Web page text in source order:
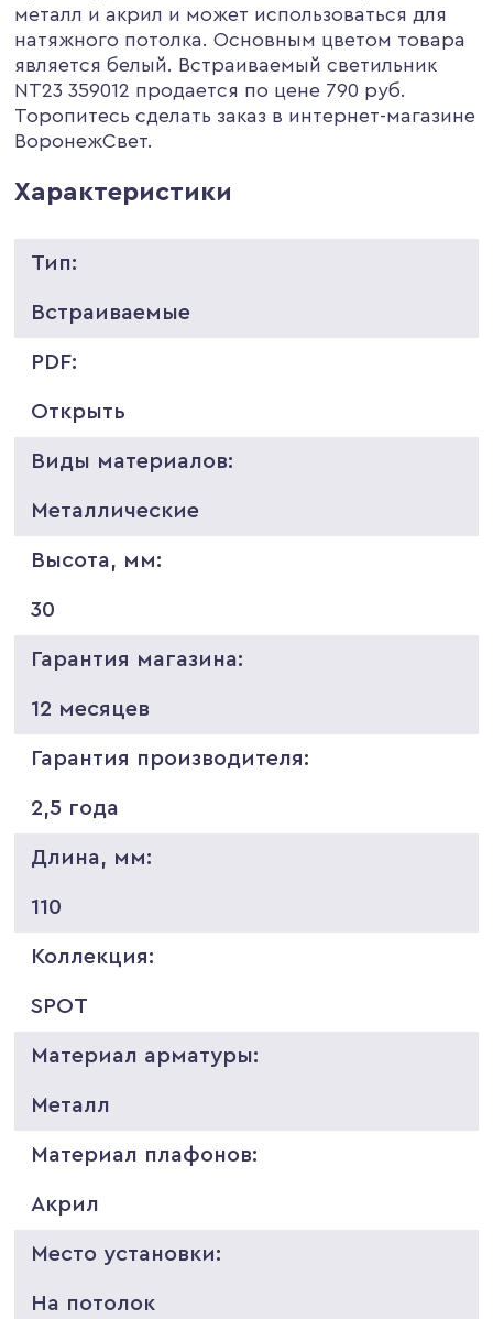
металл и акрил и может использоваться для
натяжного потолка. Основным цветом товара
является белый. Встраиваемый светильник
NT23 359012 продается по цене 790 руб.
Торопитесь сделать заказ в интернет-магазине
ВоронежСвет.
Характеристики
Тип:
Встраиваемые
PDF:
Открыть
Виды материалов:
Металлические
Высота, мм:
30
Гарантия магазина:
12 месяцев
Гарантия производителя:
2,5 года
Длина, мм:
110
Коллекция:
SPOT
Материал арматуры:
Металл
Материал плафонов:
Акрил
Место установки:
На потолок